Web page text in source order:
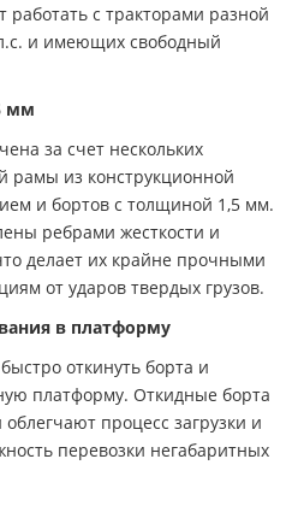
работать с тракторами разной
и имеющих свободный
мм
за счет нескольких
рамы из конструкционной
и бортов с толщиной 1,5 мм.
ребрами жесткости и
делает их крайне прочными
от ударов твердых грузов.
в платформу
откинуть борта и
платформу. Откидные борта
процесс загрузки и
перевозки негабаритных